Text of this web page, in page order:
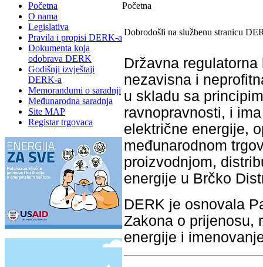
Početna
O nama
Legislativa
Pravila i propisi DERK-a
Dokumenta koja
odobrava DERK
Godišnji izvještaji
DERK-a
Memorandumi o saradnji
Međunarodna saradnja
Site MAP
Registar trgovaca
Početna
Dobrodošli na službenu stranicu
Državna
nezavisna i
u skladu sa
ravnopravnosti, i
električne energije,
međunarodnom
proizvodnjom,
energije u Brčko
DERK je osnovala
Zakona o prijenosu,
energije i